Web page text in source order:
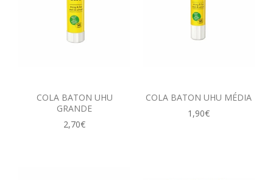
COLA BATON UHU
GRANDE
2,70€
COLA BATON UHU MÉDIA
1,90€